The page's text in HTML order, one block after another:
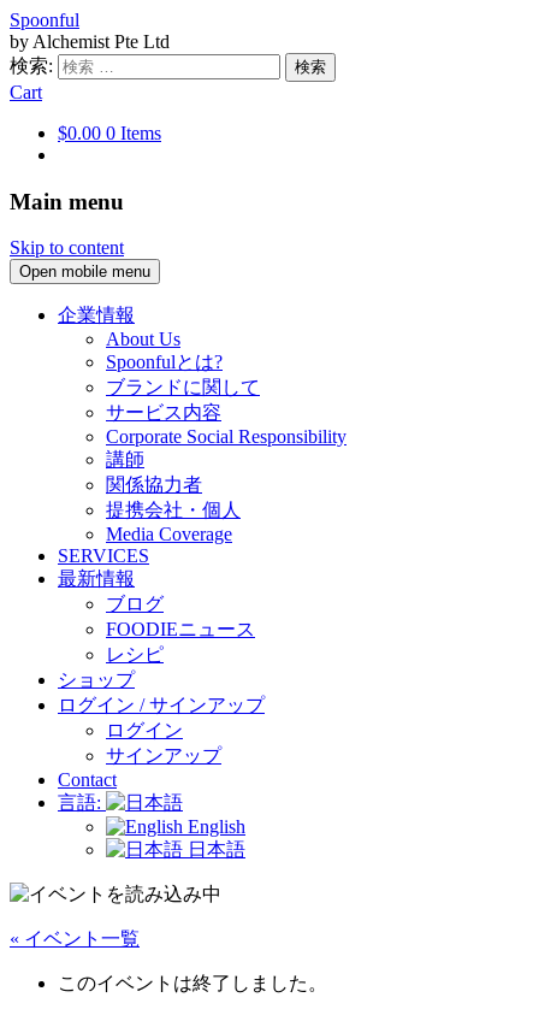
Spoonful
by Alchemist Pte Ltd
検索:
Cart
$0.00 0 Items
Main menu
Skip to content
Open mobile menu
企業情報
About Us
Spoonfulとは?
ブランドに関して
サービス内容
Corporate Social Responsibility
講師
関係協力者
提携会社・個人
Media Coverage
SERVICES
最新情報
ブログ
FOODIEニュース
レシピ
ショップ
ログイン / サインアップ
ログイン
サインアップ
Contact
言語:
English
日本語
« イベント一覧
このイベントは終了しました。